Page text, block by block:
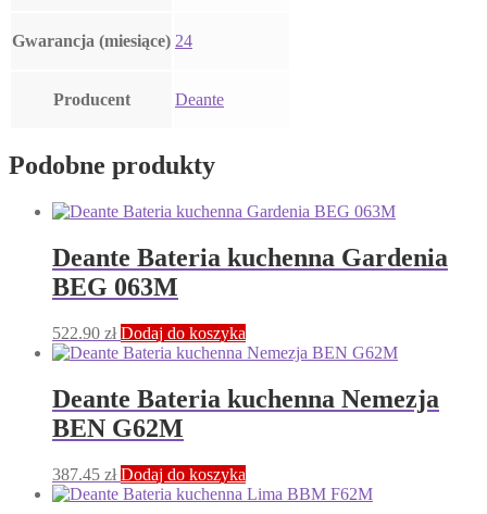
Gwarancja (miesiące) 24
Producent Deante
Podobne produkty
Deante Bateria kuchenna Gardenia
BEG 063M
522.90 zł Dodaj do koszyka
Deante Bateria kuchenna Nemezja
BEN G62M
387.45 zł Dodaj do koszyka